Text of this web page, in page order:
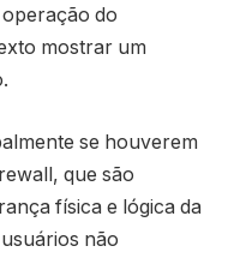
do
mostrar um
se houverem
que são
física e lógica da
não